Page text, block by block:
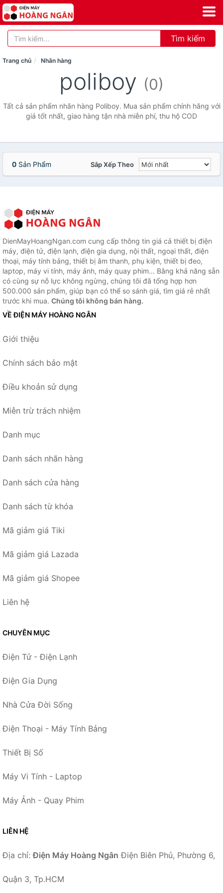
Tìm kiếm
Trang chủ Nhãn hàng
poliboy (0)
Tất cả sản phẩm nhãn hàng Poliboy. Mua sản phẩm chính hãng với
giá tốt nhất, giao hàng tận nhà miễn phí, thu hộ COD
0 Sản Phẩm Sắp Xếp Theo
DienMayHoangNgan.com cung cấp thông tin giá cả thiết bị điện
máy, điện tử, điện lạnh, điện gia dụng, nội thất, ngoại thất, điện
thoại, máy tính bảng, thiết bị âm thanh, phụ kiện, thiết bị đeo,
laptop, máy vi tính, máy ảnh, máy quay phim... Bằng khả năng sẵn
có cùng sự nỗ lực không ngừng, chúng tôi đã tổng hợp hơn
500.000 sản phẩm, giúp bạn có thể so sánh giá, tìm giá rẻ nhất
trước khi mua. Chúng tôi không bán hàng.
VỀ ĐIỆN MÁY HOÀNG NGÂN
Giới thiệu
Chính sách bảo mật
Điều khoản sử dụng
Miễn trừ trách nhiệm
Danh mục
Danh sách nhãn hàng
Danh sách cửa hàng
Danh sách từ khóa
Mã giảm giá Tiki
Mã giảm giá Lazada
Mã giảm giá Shopee
Liên hệ
CHUYÊN MỤC
Điện Tử - Điện Lạnh
Điện Gia Dụng
Nhà Cửa Đời Sống
Điện Thoại - Máy Tính Bảng
Thiết Bị Số
Máy Vi Tính - Laptop
Máy Ảnh - Quay Phim
LIÊN HỆ
Địa chỉ:Điện Máy Hoàng Ngân Điện Biên Phủ, Phường 6,
Quận 3, Tp.HCM